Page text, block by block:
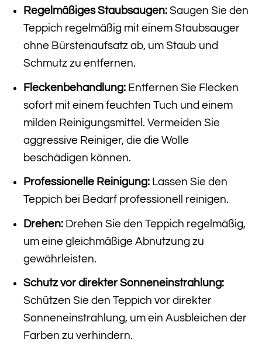
Regelmäßiges Staubsaugen:Saugen Sie den
Teppich regelmäßig mit einem Staubsauger
ohne Bürstenaufsatz ab, um Staub und
Schmutz zu entfernen.
Fleckenbehandlung:Entfernen Sie Flecken
sofort mit einem feuchten Tuch und einem
milden Reinigungsmittel. Vermeiden Sie
aggressive Reiniger, die die Wolle
beschädigen können.
Professionelle Reinigung:Lassen Sie den
Teppich bei Bedarf professionell reinigen.
Drehen:Drehen Sie den Teppich regelmäßig,
um eine gleichmäßige Abnutzung zu
gewährleisten.
Schutz vor direkter Sonneneinstrahlung:
Schützen Sie den Teppich vor direkter
Sonneneinstrahlung, um ein Ausbleichen der
Farben zu verhindern.